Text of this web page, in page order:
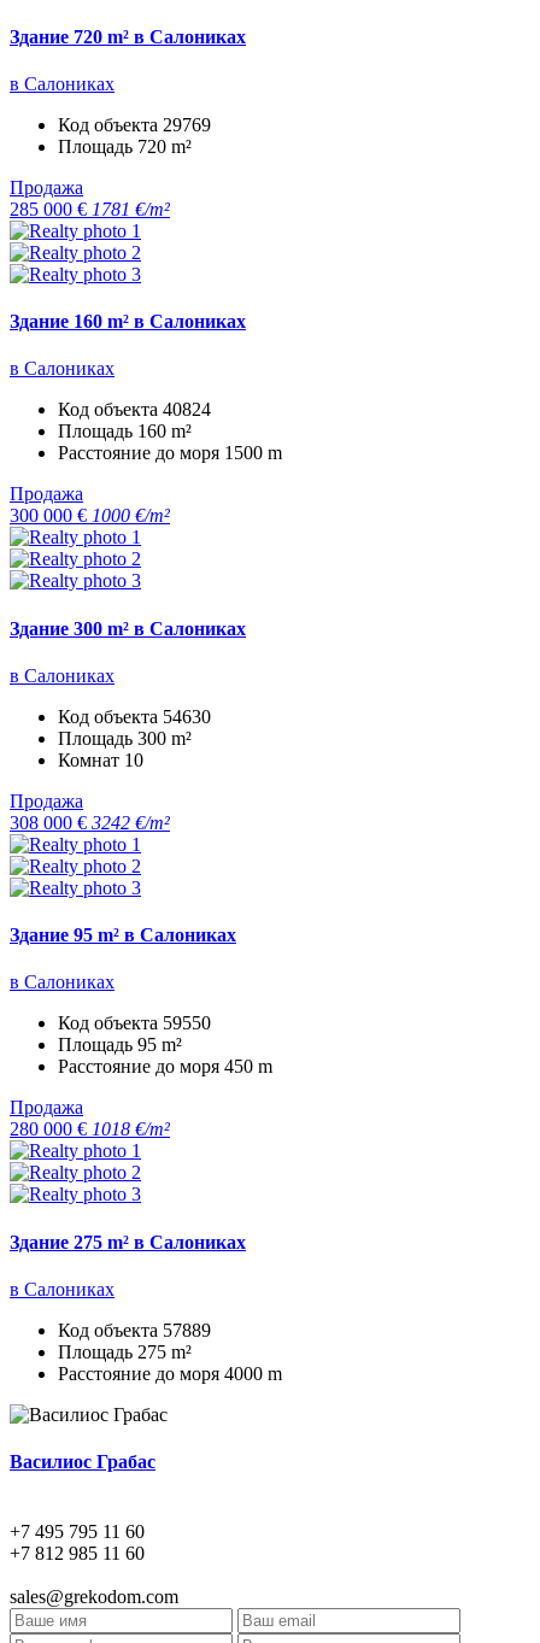
Здание 720 m² в Салониках
в Салониках
Код объекта 29769
Площадь 720 m²
Продажа
285 000 € 1781 €/m²
Здание 160 m² в Салониках
в Салониках
Код объекта 40824
Площадь 160 m²
Расстояние до моря 1500 m
Продажа
300 000 € 1000 €/m²
Здание 300 m² в Салониках
в Салониках
Код объекта 54630
Площадь 300 m²
Комнат 10
Продажа
308 000 € 3242 €/m²
Здание 95 m² в Салониках
в Салониках
Код объекта 59550
Площадь 95 m²
Расстояние до моря 450 m
Продажа
280 000 € 1018 €/m²
Здание 275 m² в Салониках
в Салониках
Код объекта 57889
Площадь 275 m²
Расстояние до моря 4000 m
Василиос Грабас
+7 495 795 11 60
+7 812 985 11 60
sales@grekodom.com